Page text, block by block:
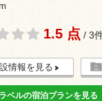
1.5 点 / 3
情報を見る
ベルの宿泊プランを見る